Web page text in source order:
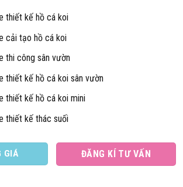
thiết kế hồ cá koi
cải tạo hồ cá koi
thi công sân vườn
thiết kế hồ cá koi sân vườn
thiết kế hồ cá koi mini
thiết kế thác suối
GIÁ ĐĂNG KÍ TƯ VẤN